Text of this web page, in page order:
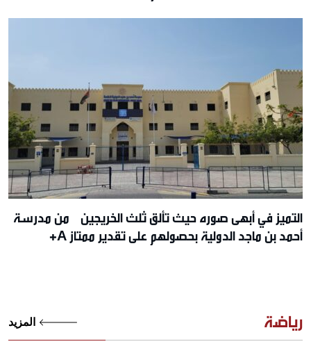
التميز في أبهى صوره حيث تألق ثلث الخريجين من مدرسة
أحمد بن ماجد الدولية بحصولهم على تقدير ممتاز A+
رياضة المزيد